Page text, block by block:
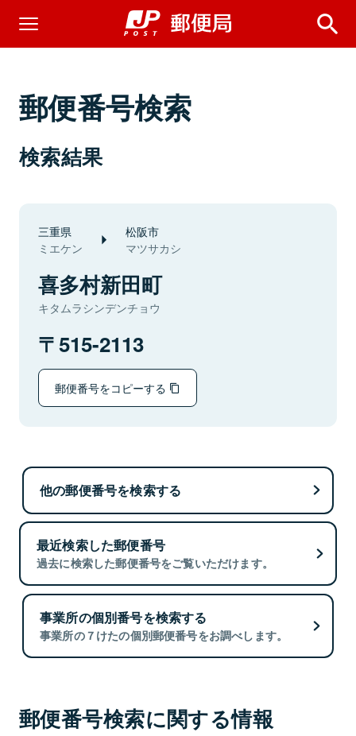
郵便番号検索
検索結果
三重県
ミエケン
松阪市
マツサカシ
喜多村新田町
キタムラシンデンチョウ
515-2113
郵便番号をコピーする
他の郵便番号を検索する
最近検索した郵便番号
過去に検索した郵便番号をご覧いただけます。
事業所の個別番号を検索する
事業所の７けたの個別郵便番号をお調べします。
郵便番号検索に関する情報